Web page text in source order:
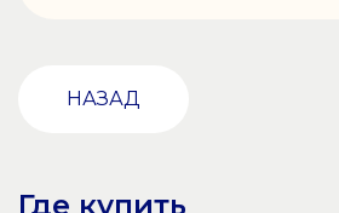
НАЗАД
Где купить